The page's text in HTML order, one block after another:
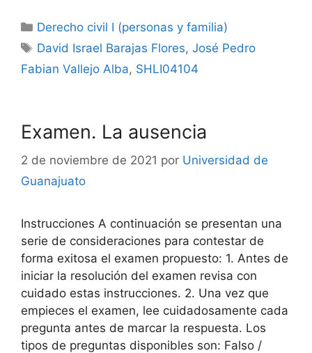
Categorías
Derecho civil I (personas y familia)
Etiquetas
David Israel Barajas Flores,José Pedro
Fabian Vallejo Alba, SHLI04104
Examen. La ausencia
2 de noviembre de 2021 por Universidad de
Guanajuato
Instrucciones A continuación se presentan una
serie de consideraciones para contestar de
forma exitosa el examen propuesto: 1. Antes de
iniciar la resolución del examen revisa con
cuidado estas instrucciones. 2. Una vez que
empieces el examen, lee cuidadosamente cada
pregunta antes de marcar la respuesta. Los
tipos de preguntas disponibles son: Falso /